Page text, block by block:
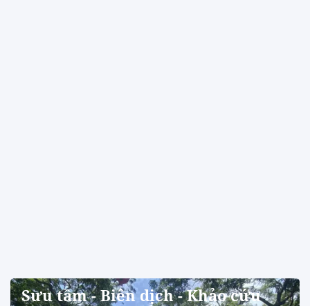
Sưu tầm - Biên dịch - Khảo cứu